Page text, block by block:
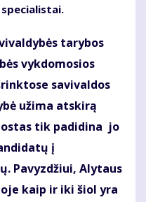
tarybos
vykdomosios
savivaldos
užima atskirą
tik padidina jo
į
Pavyzdžiui, Alytaus
kaip ir iki šiol yra